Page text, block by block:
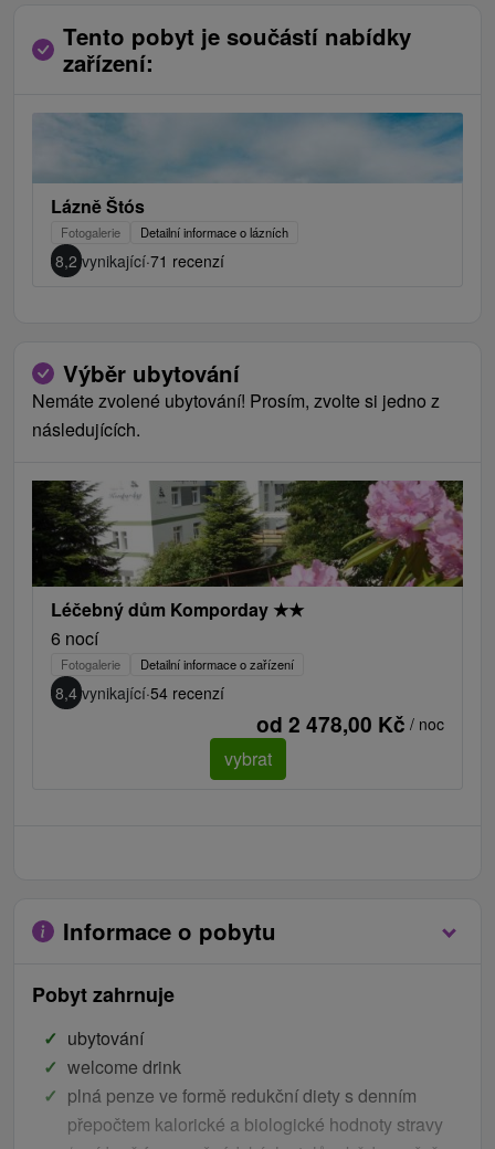
Tento pobyt je součástí nabídky
zařízení:
Lázně Štós
Fotogalerie Detailní informace o lázních
8,2 vynikající·71 recenzí
Výběr ubytování
Nemáte zvolené ubytování! Prosím, zvolte si jedno z
následujících.
Léčebný dům Komporday ★★
6 nocí
Fotogalerie Detailní informace o zařízení
8,4 vynikající·54 recenzí
od 2 478,00 Kč / noc
vybrat
Informace o pobytu
Pobyt zahrnuje
ubytování
welcome drink
plná penze ve formě redukční diety s denním
přepočtem kalorické a biologické hodnoty stravy